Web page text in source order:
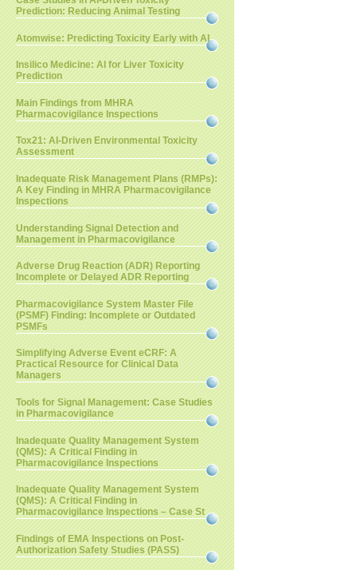
Prediction: Reducing Animal Testing
Atomwise: Predicting Toxicity Early with AI
Insilico Medicine: AI for Liver Toxicity
Prediction
Main Findings from MHRA
Pharmacovigilance Inspections
Tox21: AI-Driven Environmental Toxicity
Assessment
Inadequate Risk Management Plans (RMPs):
A Key Finding in MHRA Pharmacovigilance
Inspections
Understanding Signal Detection and
Management in Pharmacovigilance
Adverse Drug Reaction (ADR) Reporting
Incomplete or Delayed ADR Reporting
Pharmacovigilance System Master File
(PSMF) Finding: Incomplete or Outdated
PSMFs
Simplifying Adverse Event eCRF: A
Practical Resource for Clinical Data
Managers
Tools for Signal Management: Case Studies
in Pharmacovigilance
Inadequate Quality Management System
(QMS): A Critical Finding in
Pharmacovigilance Inspections
Inadequate Quality Management System
(QMS): A Critical Finding in
Pharmacovigilance Inspections – Case St
Findings of EMA Inspections on Post-
Authorization Safety Studies (PASS)